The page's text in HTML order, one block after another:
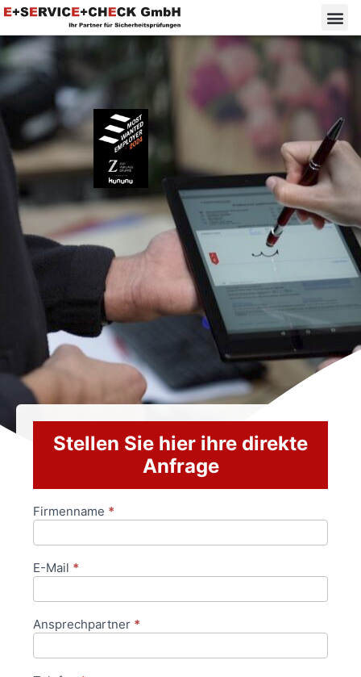
Stellen Sie hier ihre direkte
Anfrage
Anfrageformular
Firmenname *
E-Mail *
Ansprechpartner *